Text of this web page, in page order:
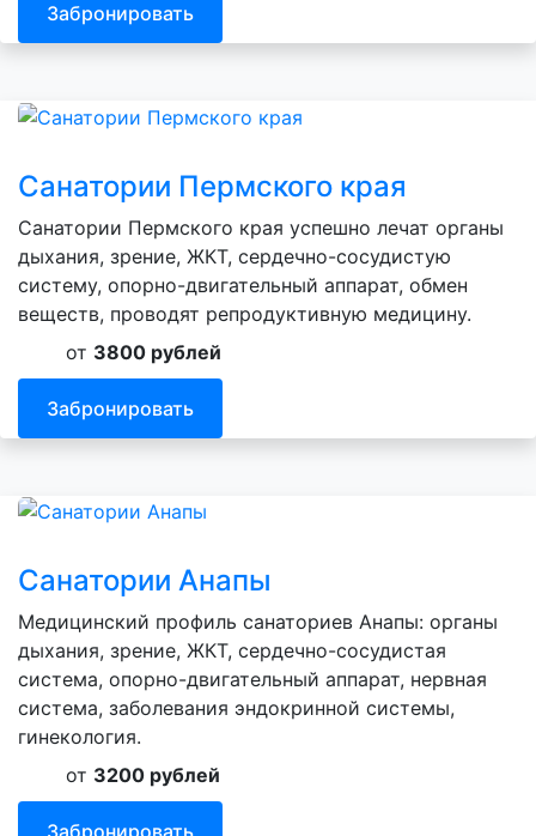
Забронировать
Санатории Пермского края
Санатории Пермского края успешно лечат органы
дыхания, зрение, ЖКТ, сердечно-сосудистую
систему, опорно-двигательный аппарат, обмен
веществ, проводят репродуктивную медицину.
от 3800 рублей
Забронировать
Санатории Анапы
Медицинский профиль санаториев Анапы: органы
дыхания, зрение, ЖКТ, сердечно-сосудистая
система, опорно-двигательный аппарат, нервная
система, заболевания эндокринной системы,
гинекология.
от 3200 рублей
Забронировать